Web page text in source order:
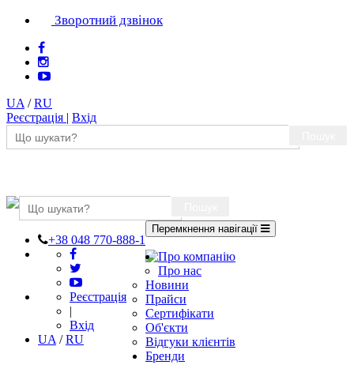
Зворотний дзвінок
UA /RU
Реєстрація | Вхід
+38 048 770-888-1
Реєстрація
|
Вхід
UA /RU
Перемкнення навігації
Про компанію
Про нас
Новини
Прайси
Сертифікати
Об'єкти
Відгуки клієнтів
Бренди